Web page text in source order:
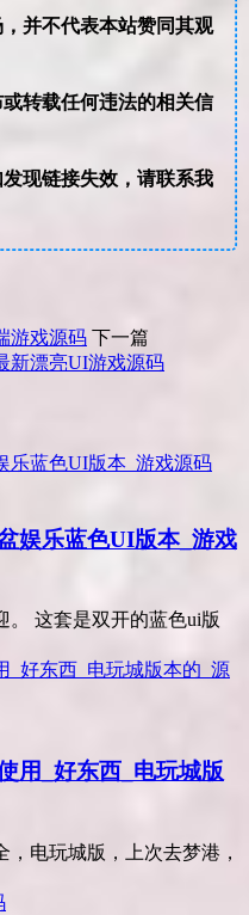
并不代表本站赞同其观
转载任何违法的相关信
现链接失效，请联系我
游戏源码 下一篇
新漂亮UI游戏源码
娱乐蓝色UI版本_游戏
。 这套是双开的蓝色ui版
用_好东西_电玩城版
电玩城版，上次去梦港，